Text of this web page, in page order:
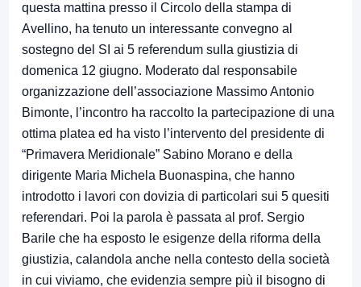
questa mattina presso il Circolo della stampa di
Avellino, ha tenuto un interessante convegno al
sostegno del SI ai 5 referendum sulla giustizia di
domenica 12 giugno. Moderato dal responsabile
organizzazione dell’associazione Massimo Antonio
Bimonte, l’incontro ha raccolto la partecipazione di una
ottima platea ed ha visto l’intervento del presidente di
“Primavera Meridionale” Sabino Morano e della
dirigente Maria Michela Buonaspina, che hanno
introdotto i lavori con dovizia di particolari sui 5 quesiti
referendari. Poi la parola è passata al prof. Sergio
Barile che ha esposto le esigenze della riforma della
giustizia, calandola anche nella contesto della società
in cui viviamo, che evidenzia sempre più il bisogno di